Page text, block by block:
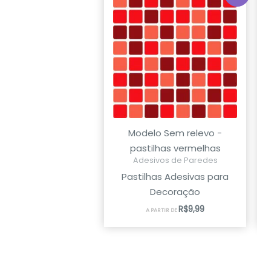
Modelo Sem relevo -
pastilhas vermelhas
Adesivos de Paredes
Pastilhas Adesivas para
Decoração
A PARTIR DER$9,99